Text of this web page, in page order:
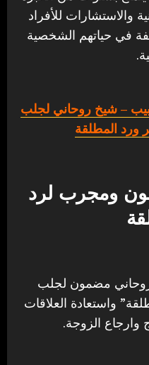
والاستشارات للأفراد
في حياتهم الشخصية
– شيخ روحاني لجلب
ورد المطلقة
ومجرب لرد
مضمون لجلب
واستعادة العلاقات
وارجاع الزوجة.